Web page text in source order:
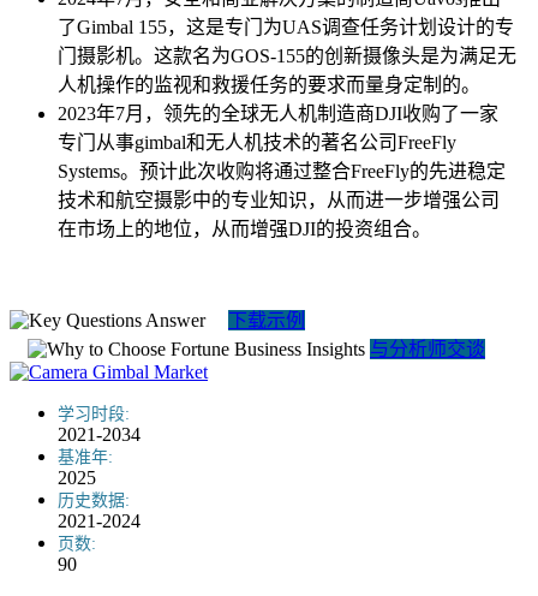
了Gimbal 155，这是专门为UAS调查任务计划设计的专
门摄影机。这款名为GOS-155的创新摄像头是为满足无
人机操作的监视和救援任务的要求而量身定制的。
2023年7月，领先的全球无人机制造商DJI收购了一家
专门从事gimbal和无人机技术的著名公司FreeFly
Systems。预计此次收购将通过整合FreeFly的先进稳定
技术和航空摄影中的专业知识，从而进一步增强公司
在市场上的地位，从而增强DJI的投资组合。
下载示例
与分析师交谈
学习时段:
2021-2034
基准年:
2025
历史数据:
2021-2024
页数:
90